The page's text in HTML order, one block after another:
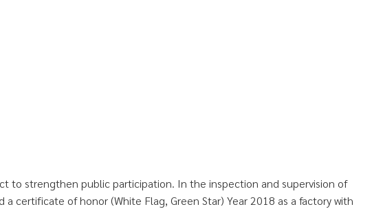
to strengthen public participation. In the inspection and supervision of
certificate of honor (White Flag, Green Star) Year 2018 as a factory with